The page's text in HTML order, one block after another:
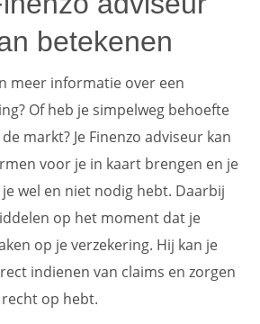
betekenen
meer informatie over een
Of heb je simpelweg behoefte
markt? Je Finenzo adviseur kan
voor je in kaart brengen en je
wel en niet nodig hebt. Daarbij
op het moment dat je
op je verzekering. Hij kan je
indienen van claims en zorgen
op hebt.